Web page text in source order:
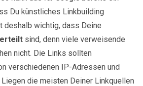
Du künstliches Linkbuilding
deshalb wichtig, dass Deine
sind, denn viele verweisende
nicht. Die Links sollten
verschiedenen IP-Adressen und
die meisten Deiner Linkquellen